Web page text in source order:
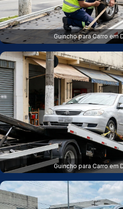
Guincho para Carro em
Guincho para Carro em